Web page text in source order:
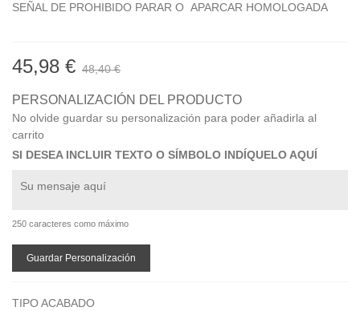
SEÑAL DE PROHIBIDO PARAR O APARCAR HOMOLOGADA
45,98 € 48,40 €
PERSONALIZACIÓN DEL PRODUCTO
No olvide guardar su personalización para poder añadirla al
carrito
SI DESEA INCLUIR TEXTO O SÍMBOLO INDÍQUELO AQUÍ
250 caracteres como máximo
Guardar Personalización
TIPO ACABADO